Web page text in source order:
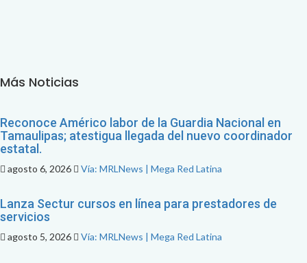
Más Noticias
Reconoce Américo labor de la Guardia Nacional en
Tamaulipas; atestigua llegada del nuevo coordinador
estatal.
agosto 6, 2026 Vía: MRLNews | Mega Red Latina
Lanza Sectur cursos en línea para prestadores de
servicios
agosto 5, 2026 Vía: MRLNews | Mega Red Latina